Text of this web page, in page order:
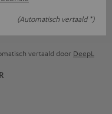
(Automatisch vertaald *)
vertaald door DeepL